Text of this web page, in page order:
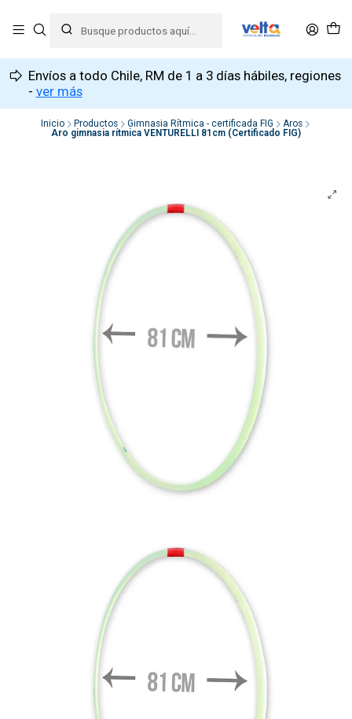
Envíos a todo Chile, RM de 1 a 3 días hábiles, regiones
- ver más
Inicio Productos Gimnasia Rítmica - certificada FIG
Aros
Aro gimnasia rítmica VENTURELLI 81cm (Certificado FIG)